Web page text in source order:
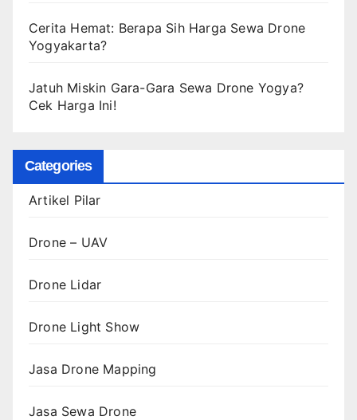
Cerita Hemat: Berapa Sih Harga Sewa Drone
Yogyakarta?
Jatuh Miskin Gara-Gara Sewa Drone Yogya?
Cek Harga Ini!
Categories
Artikel Pilar
Drone – UAV
Drone Lidar
Drone Light Show
Jasa Drone Mapping
Jasa Sewa Drone